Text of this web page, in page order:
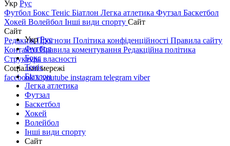
Укр Рус
Футбол Бокс Теніс Біатлон Легка атлетика Футзал Баскетбол
Хокей Волейбол Інші види спорту Сайт
Сайт
РедакціяПрогнози Політика конфіденційності Правила сайту
КонтактиПравила коментування Редакційна політика
Структура власності
Соціальні мережі
facebookxyoutube instagram telegram viber
УкрРус
Футбол
Бокс
Теніс
Біатлон
Легка атлетика
Футзал
Баскетбол
Хокей
Волейбол
Інші види спорту
Сайт